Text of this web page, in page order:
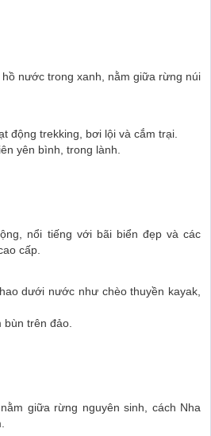
nước trong xanh, nằm giữa rừng núi
động trekking, bơi lội và cắm trại.
yên bình, trong lành.
nổi tiếng với bãi biển đẹp và các
cấp.
dưới nước như chèo thuyền kayak,
trên đảo.
giữa rừng nguyên sinh, cách Nha